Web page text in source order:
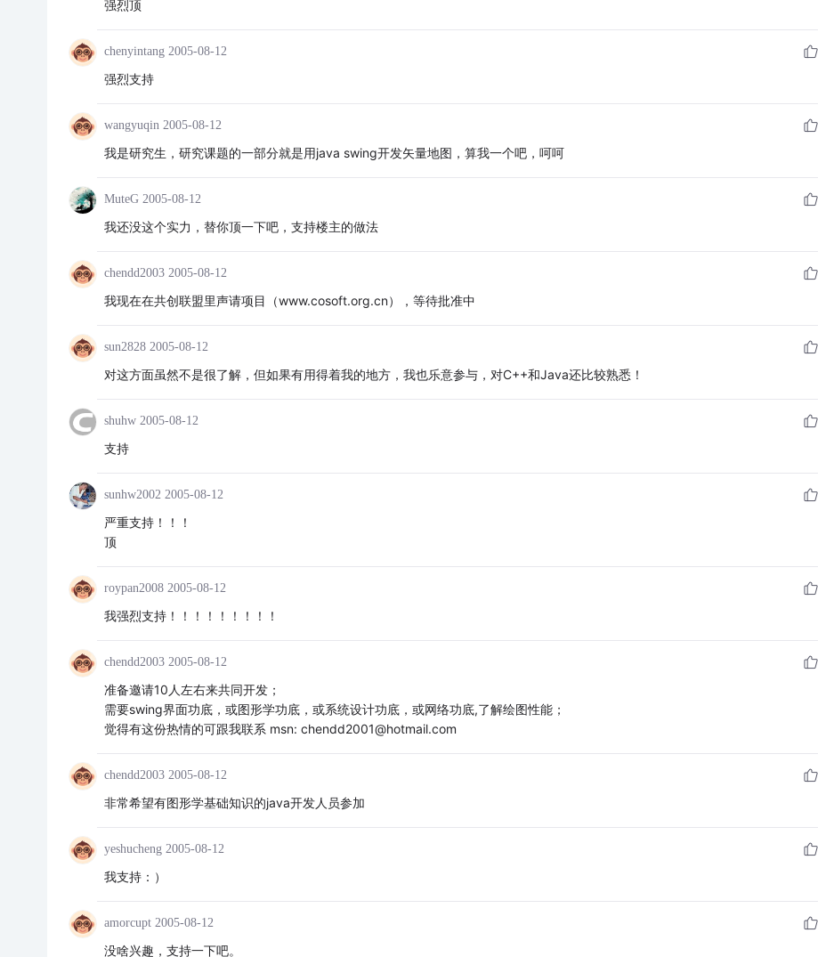
强烈顶
chenyintang 2005-08-12
强烈支持
wangyuqin 2005-08-12
我是研究生，研究课题的一部分就是用java swing开发矢量地图，算我一个吧，呵呵
MuteG 2005-08-12
我还没这个实力，替你顶一下吧，支持楼主的做法
chendd2003 2005-08-12
我现在在共创联盟里声请项目（www.cosoft.org.cn），等待批准中
sun2828 2005-08-12
对这方面虽然不是很了解，但如果有用得着我的地方，我也乐意参与，对C++和Java还比较熟悉！
shuhw 2005-08-12
支持
sunhw2002 2005-08-12
严重支持！！！
顶
roypan2008 2005-08-12
我强烈支持！！！！！！！！！
chendd2003 2005-08-12
准备邀请10人左右来共同开发；
需要swing界面功底，或图形学功底，或系统设计功底，或网络功底,了解绘图性能；
觉得有这份热情的可跟我联系 msn: chendd2001@hotmail.com
chendd2003 2005-08-12
非常希望有图形学基础知识的java开发人员参加
yeshucheng 2005-08-12
我支持：）
amorcupt 2005-08-12
没啥兴趣，支持一下吧。